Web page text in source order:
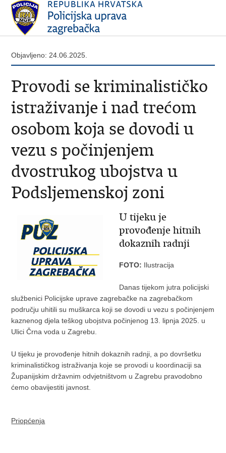
Objavljeno: 24.06.2025.
Provodi se kriminalističko
istraživanje i nad trećom
osobom koja se dovodi u
vezu s počinjenjem
dvostrukog ubojstva u
Podsljemenskoj zoni
U tijeku je
provođenje hitnih
dokaznih radnji
FOTO: Ilustracija
Danas tijekom jutra policijski
službenici Policijske uprave zagrebačke na zagrebačkom
području uhitili su muškarca koji se dovodi u vezu s počinjenjem
kaznenog djela teškog ubojstva počinjenog 13. lipnja 2025. u
Ulici Črna voda u Zagrebu.
U tijeku je provođenje hitnih dokaznih radnji, a po dovršetku
kriminalističkog istraživanja koje se provodi u koordinaciji sa
Županijskim državnim odvjetništvom u Zagrebu pravodobno
ćemo obavijestiti javnost.
Priopćenja